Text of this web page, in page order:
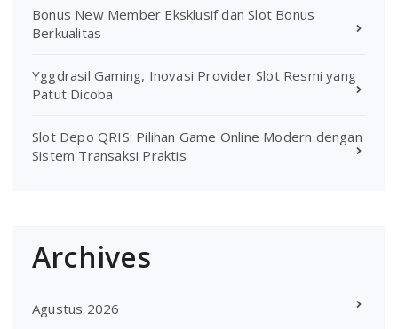
Bonus New Member Eksklusif dan Slot Bonus
Berkualitas
Yggdrasil Gaming, Inovasi Provider Slot Resmi yang
Patut Dicoba
Slot Depo QRIS: Pilihan Game Online Modern dengan
Sistem Transaksi Praktis
Archives
Agustus 2026